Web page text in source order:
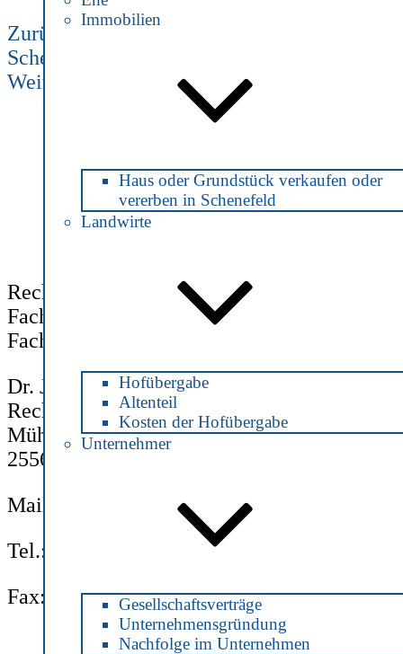
Immobilien
Haus oder Grundstück verkaufen oder
vererben in Schenefeld
Landwirte
Hofübergabe
Altenteil
Kosten der Hofübergabe
Unternehmer
Gesellschaftsverträge
Unternehmensgründung
Nachfolge im Unternehmen
Zurück
Scheidung
Nächster
Weiter
Rechtsanwältin und Notarin
Fachanwältin für Steuerrecht
Fachanwältin für Verkehrsrecht
Dr. Julia Jonas
Rechtsanwältin und Notarin
Mühlenstraße 2
25560 Schenefeld
Mail:
info@notarin-jonas.de
Tel.: 04892 / 890 8160
Fax: 04892 / 890 8162